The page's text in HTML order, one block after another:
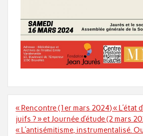
Navigation
de
l’article
« Rencontre (1er mars 2024) « L’état
juifs ? » et Journée d’étude (2 mars
« L’antisémitisme, instrumentalisé.